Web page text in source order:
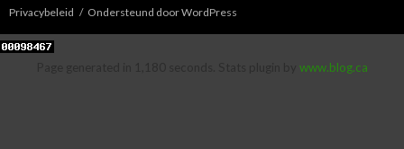
Privacybeleid Ondersteund door WordPress
www.blog.ca